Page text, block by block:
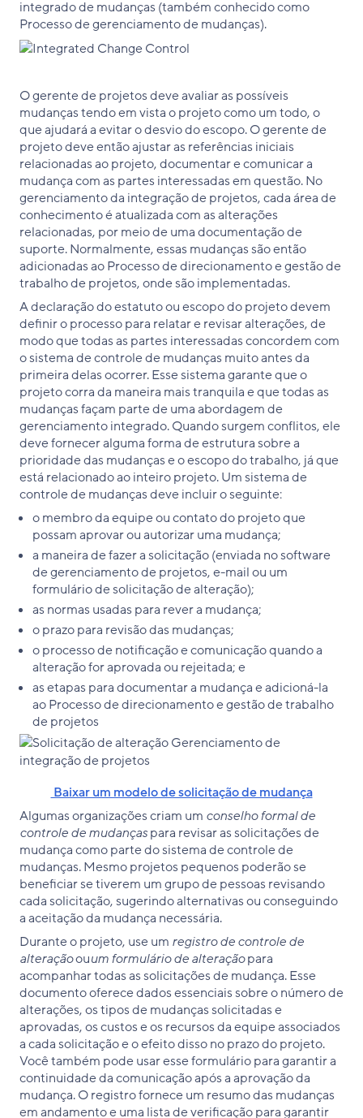
integrado de mudanças (também conhecido como
Processo de gerenciamento de mudanças).
O gerente de projetos deve avaliar as possíveis
mudanças tendo em vista o projeto como um todo, o
que ajudará a evitar o desvio do escopo. O gerente de
projeto deve então ajustar as referências iniciais
relacionadas ao projeto, documentar e comunicar a
mudança com as partes interessadas em questão. No
gerenciamento da integração de projetos, cada área de
conhecimento é atualizada com as alterações
relacionadas, por meio de uma documentação de
suporte. Normalmente, essas mudanças são então
adicionadas ao Processo de direcionamento e gestão de
trabalho de projetos, onde são implementadas.
A declaração do estatuto ou escopo do projeto devem
definir o processo para relatar e revisar alterações, de
modo que todas as partes interessadas concordem com
o sistema de controle de mudanças muito antes da
primeira delas ocorrer. Esse sistema garante que o
projeto corra da maneira mais tranquila e que todas as
mudanças façam parte de uma abordagem de
gerenciamento integrado. Quando surgem conflitos, ele
deve fornecer alguma forma de estrutura sobre a
prioridade das mudanças e o escopo do trabalho, já que
está relacionado ao inteiro projeto. Um sistema de
controle de mudanças deve incluir o seguinte:
o membro da equipe ou contato do projeto que
possam aprovar ou autorizar uma mudança;
a maneira de fazer a solicitação (enviada no software
de gerenciamento de projetos, e-mail ou um
formulário de solicitação de alteração);
as normas usadas para rever a mudança;
o prazo para revisão das mudanças;
o processo de notificação e comunicação quando a
alteração for aprovada ou rejeitada; e
as etapas para documentar a mudança e adicioná-la
ao Processo de direcionamento e gestão de trabalho
de projetos
Baixar um modelo de solicitação de mudança
Algumas organizações criam um conselho formal de
controle de mudançaspara revisar as solicitações de
mudança como parte do sistema de controle de
mudanças. Mesmo projetos pequenos poderão se
beneficiar se tiverem um grupo de pessoas revisando
cada solicitação, sugerindo alternativas ou conseguindo
a aceitação da mudança necessária.
Durante o projeto, use um registro de controle de
alteraçãoouum formulário de alteraçãopara
acompanhar todas as solicitações de mudança. Esse
documento oferece dados essenciais sobre o número de
alterações, os tipos de mudanças solicitadas e
aprovadas, os custos e os recursos da equipe associados
a cada solicitação e o efeito disso no prazo do projeto.
Você também pode usar esse formulário para garantir a
continuidade da comunicação após a aprovação da
mudança. O registro fornece um resumo das mudanças
em andamento e uma lista de verificação para garantir